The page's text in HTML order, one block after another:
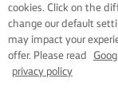
cookies. Click on the
change our default
may impact your
offer. Please read
privacy policy